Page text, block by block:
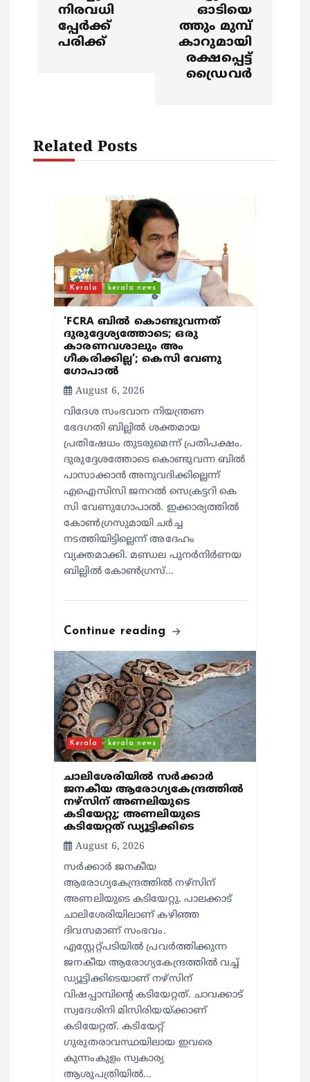
g
നിരവധി
പ്പേർക്ക്
പരിക്ക്
ഓടിയെ
ത്തും മുമ്പ്
കാറുമായി
രക്ഷപ്പെട്ട്
ഡ്രൈവർ
Related Posts
Kerala kerala news
‘FCRA ബിൽ കൊണ്ടുവന്നത്
ദുരുദ്ദേശ്യത്തോടെ; ഒരു
കാരണവശാലും അം​
ഗീകരിക്കില്ല’; കെസി വേണു​
ഗോപാൽ
August 6, 2026
വിദേശ സംഭവാന നിയന്ത്രണ
ഭേദഗതി ബില്ലിൽ ശക്തമായ
പ്രതിഷേധം തുടരുമെന്ന് പ്രതിപക്ഷം.
ദുരുദ്ദേശത്തോടെ കൊണ്ടുവന്ന ബിൽ
പാസാക്കാൻ അനുവദിക്കില്ലെന്ന്
എഐസിസി ജനറൽ സെക്രട്ടറി കെ
സി വേണുഗോപാൽ. ഇക്കാര്യത്തിൽ
കോൺഗ്രസുമായി ചർച്ച
നടത്തിയിട്ടില്ലെന്ന് അദേഹം
വ്യക്തമാക്കി. മണ്ഡല പുനർനിർണയ
ബില്ലിൽ കോൺഗ്രസ്…
Continue reading
Kerala kerala news
ചാലിശേരിയില്‍ സര്‍ക്കാര്‍
ജനകീയ ആരോഗ്യകേന്ദ്രത്തില്‍
നഴ്സിന് അണലിയുടെ
കടിയേറ്റു; അണലിയുടെ
കടിയേറ്റത് ഡ്യൂട്ടിക്കിടെ
August 6, 2026
സര്‍ക്കാര്‍ ജനകീയ
ആരോഗ്യകേന്ദ്രത്തില്‍ നഴ്സിന്
അണലിയുടെ കടിയേറ്റു. പാലക്കാട്
ചാലിശേരിയിലാണ് കഴിഞ്ഞ
ദിവസമാണ് സംഭവം.
എസ്റ്റേറ്റ്പടിയില്‍ പ്രവര്‍ത്തിക്കുന്ന
ജനകീയ ആരോഗ്യകേന്ദ്രത്തില്‍ വച്ച്
ഡ്യൂട്ടിക്കിടെയാണ് നഴ്സിന്
വിഷപ്പാമ്പിന്റെ കടിയേറ്റത്. ചാവക്കാട്
സ്വദേശിനി മിസിരിയയ്ക്കാണ്
കടിയേറ്റത്. കടിയേറ്റ്
ഗുരുതരാവസ്ഥയിലായ ഇവരെ
കുന്നംകുളം സ്വകാര്യ
ആശുപത്രിയില്‍…